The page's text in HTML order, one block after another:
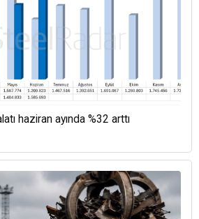
haziran ayında %32 arttı